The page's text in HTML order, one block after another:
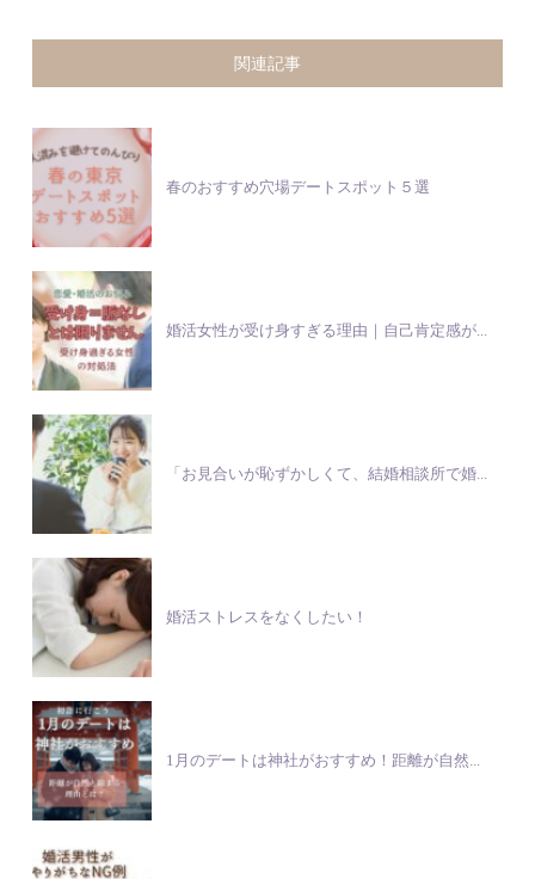
関連記事
春のおすすめ穴場デートスポット５選
婚活女性が受け身すぎる理由｜自己肯定感が...
「お見合いが恥ずかしくて、結婚相談所で婚...
婚活ストレスをなくしたい！
1月のデートは神社がおすすめ！距離が自然...